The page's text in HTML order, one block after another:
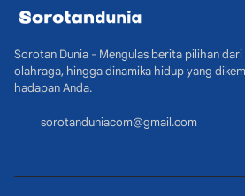
Sorotan Dunia - Mengulas berita pilihan
olahraga, hingga dinamika hidup yang
hadapan Anda.
sorotanduniacom@gmail.com